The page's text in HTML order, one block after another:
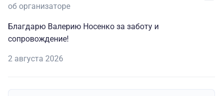
об организаторе
Благдарю Валерию Носенко за заботу и
сопровождение!
2 августа 2026